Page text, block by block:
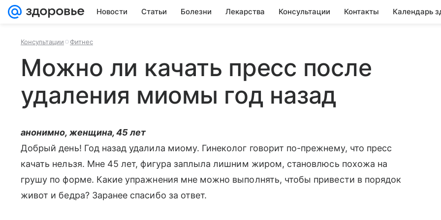
Новости Статьи Болезни Лекарства Консультации Контакты Календарь
Консультации Фитнес
Можно ли качать пресс после
удаления миомы год назад
анонимно, женщина, 45 лет
Добрый день! Год назад удалила миому. Гинеколог говорит по-прежнему, что пресс
качать нельзя. Мне 45 лет, фигура заплыла лишним жиром, становлюсь похожа на
грушу по форме. Какие упражнения мне можно выполнять, чтобы привести в порядок
живот и бедра? Заранее спасибо за ответ.